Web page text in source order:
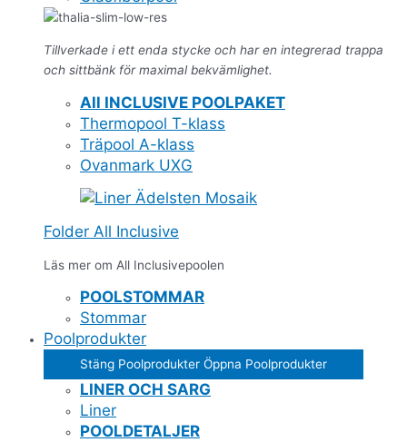
Tillverkade i ett enda stycke och har en integrerad trappa
och sittbänk för maximal bekvämlighet.
All INCLUSIVE POOLPAKET
Thermopool T-klass
Träpool A-klass
Ovanmark UXG
Folder All Inclusive
Läs mer om All Inclusivepoolen
POOLSTOMMAR
Stommar
Poolprodukter
Stäng Poolprodukter Öppna Poolprodukter
LINER OCH SARG
Liner
POOLDETALJER